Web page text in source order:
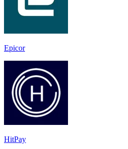
Epicor
HitPay